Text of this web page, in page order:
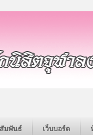
มพันธ์ เว็บบอร์ด